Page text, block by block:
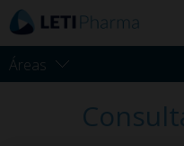
Áreas